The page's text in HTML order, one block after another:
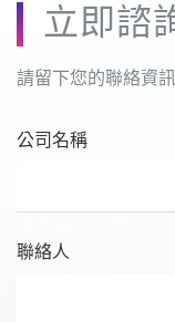
立即諮
請留下您的聯絡資
公司名稱
聯絡人